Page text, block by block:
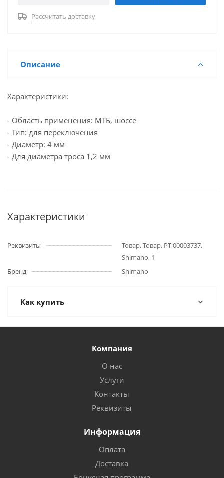
Рассчитать доставку
Описание
Характеристики:
- Область применения: МТБ, шоссе
- Тип: для переключения
- Диаметр: 4 мм
- Для диаметра троса 1,2 мм
Характеристики
Реквизиты
Товар, Товар, РТ-00003737,
Shimano, 1
Бренд
Shimano
Как купить
Компания
О нас
Услуги
Контакты
Реквизиты
Информация
Оплата
Доставка